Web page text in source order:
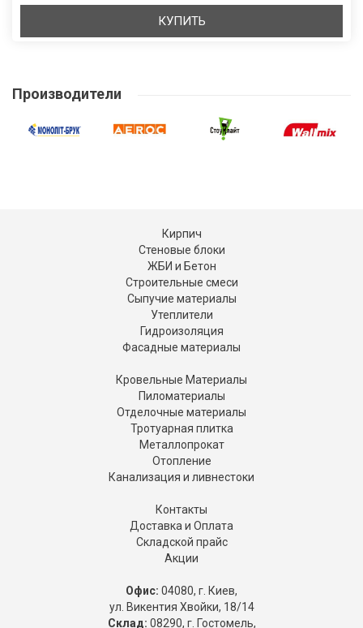
КУПИТЬ
Производители
Кирпич
Стеновые блоки
ЖБИ и Бетон
Строительные смеси
Сыпучие материалы
Утеплители
Гидроизоляция
Фасадные материалы
Кровельные Материалы
Пиломатериалы
Отделочные материалы
Тротуарная плитка
Металлопрокат
Отопление
Канализация и ливнестоки
Контакты
Доставка и Оплата
Складской прайс
Акции
Офис: 04080, г. Киев,
ул. Викентия Хвойки, 18/14
Склад: 08290, г. Гостомель,